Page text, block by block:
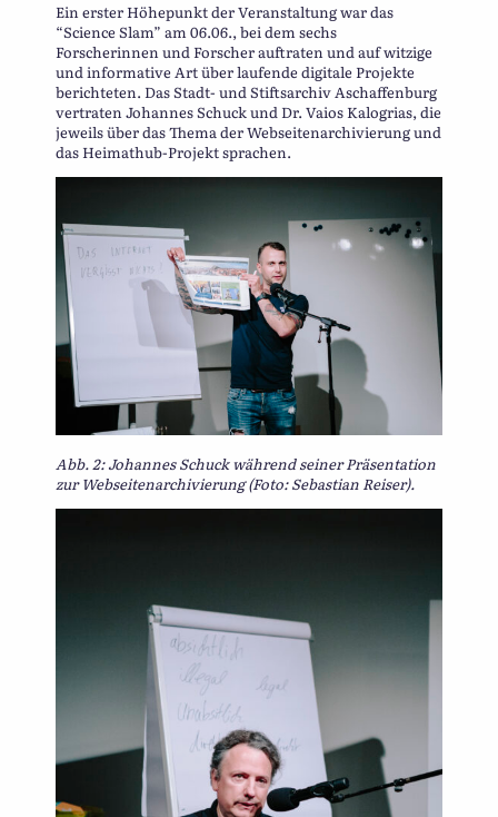
Ein erster Höhepunkt der Veranstaltung war das
“Science Slam” am 06.06., bei dem sechs
Forscherinnen und Forscher auftraten und auf witzige
und informative Art über laufende digitale Projekte
berichteten. Das Stadt- und Stiftsarchiv Aschaffenburg
vertraten Johannes Schuck und Dr. Vaios Kalogrias, die
jeweils über das Thema der Webseitenarchivierung und
das Heimathub-Projekt sprachen.
Abb. 2: Johannes Schuck während seiner Präsentation
zur Webseitenarchivierung (Foto: Sebastian Reiser).